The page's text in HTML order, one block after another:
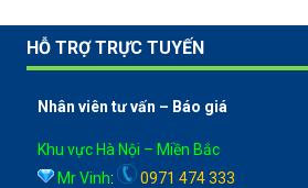
HỖ TRỢ TRỰC TUYẾN
Nhân viên tư vấn – Báo giá
Khu vực Hà Nội – Miền Bắc
Mr Vinh:
0971 474 333